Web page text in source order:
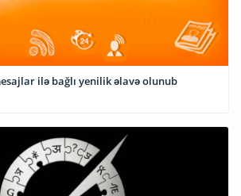
ilə bağlı yenilik əlavə olunub